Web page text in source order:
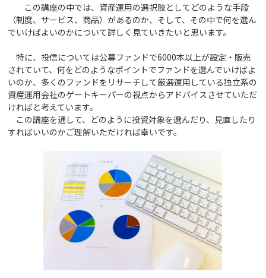
この講座の中では、資産運用の選択肢としてどのような手段
（制度、サービス、商品）があるのか、そして、その中で何を選ん
でいけばよいのかについて詳しく見ていきたいと思います。
特に、投信については公募ファンドで6000本以上が設定・販売
されていて、何をどのようなポイントでファンドを選んでいけばよ
いのか、多くのファンドをリサーチして厳選運用している独立系の
資産運用会社のゲートキーパーの視点からアドバイスさせていただ
ければと考えています。
この講座を通して、どのように投資対象を選んだり、見直したり
すればいいのかご理解いただければ幸いです。